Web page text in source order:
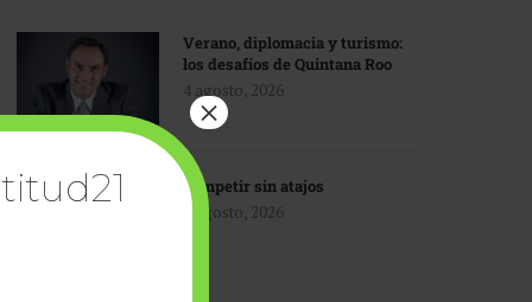
Verano, diplomacia y turismo:
los desafíos de Quintana Roo
4 agosto, 2026
Competir sin atajos
4 agosto, 2026
×